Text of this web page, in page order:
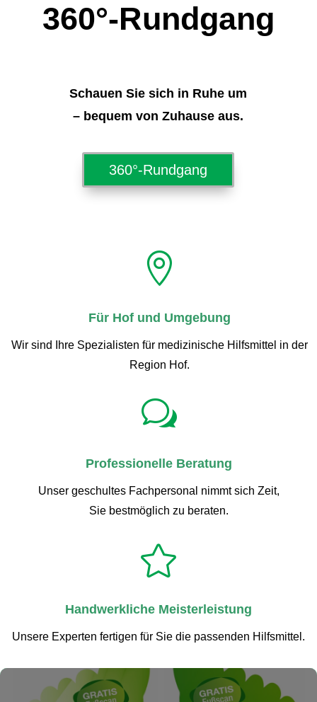
360°-Rundgang
Schauen Sie sich in Ruhe um
– bequem von Zuhause aus.
360°-Rundgang

Für Hof und Umgebung
Wir sind Ihre Spezialisten für medizinische Hilfsmittel in der
Region Hof.
w
Professionelle Beratung
Unser geschultes Fachpersonal nimmt sich Zeit,
Sie bestmöglich zu beraten.

Handwerkliche Meisterleistung
Unsere Experten fertigen für Sie die passenden Hilfsmittel.